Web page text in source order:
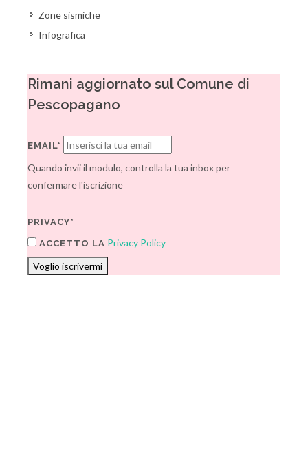
Zone sismiche
Infografica
Rimani aggiornato sul Comune di
Pescopagano
EMAIL*
Quando invii il modulo, controlla la tua inbox per
confermare l'iscrizione
PRIVACY*
ACCETTO LA Privacy Policy
Voglio iscrivermi